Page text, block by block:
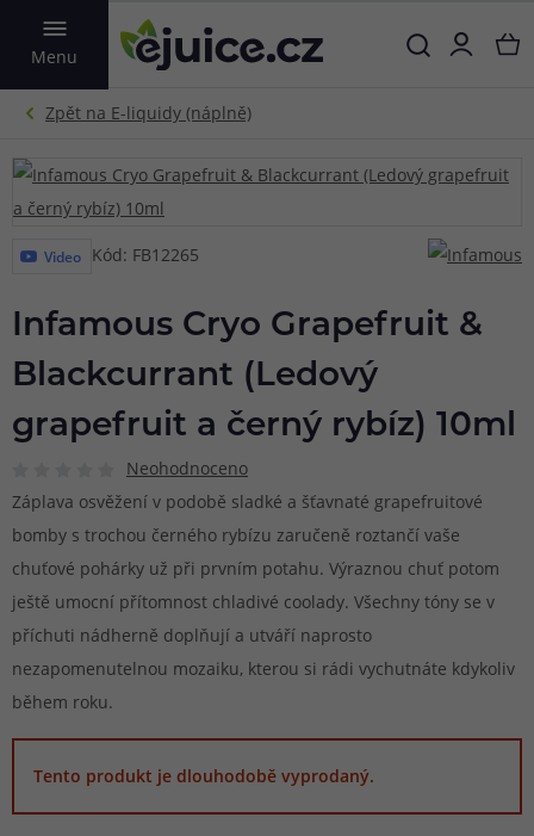
Menu
VYHLEDAT
Video Kód: FB12265
Infamous Cryo Grapefruit &
Blackcurrant (Ledový
grapefruit a černý rybíz) 10ml
Neohodnoceno
Záplava osvěžení v podobě sladké a šťavnaté grapefruitové
bomby s trochou černého rybízu zaručeně roztančí vaše
chuťové pohárky už při prvním potahu. Výraznou chuť potom
ještě umocní přítomnost chladivé coolady. Všechny tóny se v
příchuti nádherně doplňují a utváří naprosto
nezapomenutelnou mozaiku, kterou si rádi vychutnáte kdykoliv
během roku.
Tento produkt je dlouhodobě vyprodaný.